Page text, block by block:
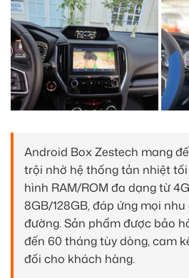
Android Box Zestech mang
trội nhờ hệ thống tản nhiệt
hình RAM/ROM đa dạng từ
8GB/128GB, đáp ứng mọi
đường. Sản phẩm được bảo
đến 60 tháng tùy dòng, cam
đối cho khách hàng.